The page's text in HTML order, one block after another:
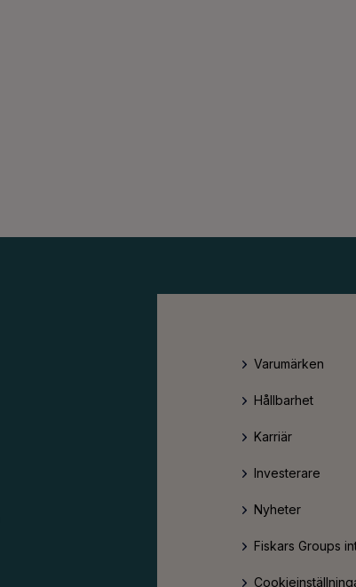
Varumärken
Hållbarhet
Karriär
Investerare
Nyheter
Fiskars Groups